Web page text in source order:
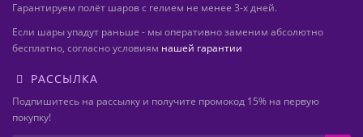
Гарантируем полёт шаров с гелием не менее 3-х дней.
Если шары упадут раньше - мы оперативно заменим абсолютно
бесплатно, согласно условиям нашей гарантии
РАССЫЛКА
Подпишитесь на рассылку и получите промокод 15% на первую
покупку!